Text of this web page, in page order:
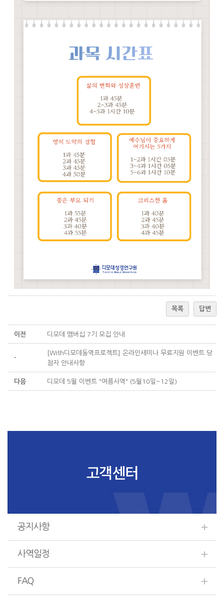
목록 답변
이전 디모데 멤버십 7기 모집 안내
-
[With디모데동역프로젝트] 온라인세미나 무료지원 이벤트 당
첨자 안내사항
다음 디모데 5월 이벤트 "여름사역" (5월10일~12일)
고객센터
공지사항
사역일정
FAQ